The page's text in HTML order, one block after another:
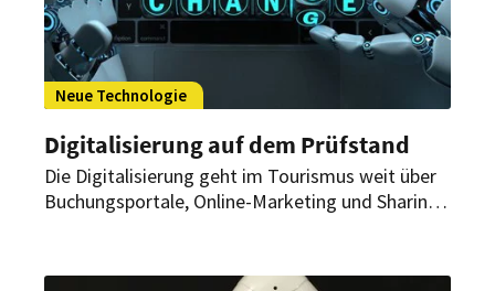
Neue Technologie
Digitalisierung auf dem Prüfstand
Die Digitalisierung geht im Tourismus weit über
Buchungsportale, Online-Marketing und Sharing
Themenfelder zusammengefasst.